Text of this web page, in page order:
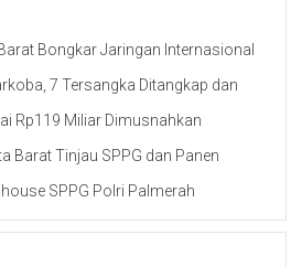
Bongkar Jaringan Internasional
7 Tersangka Ditangkap dan
Rp119 Miliar Dimusnahkan
Barat Tinjau SPPG dan Panen
SPPG Polri Palmerah